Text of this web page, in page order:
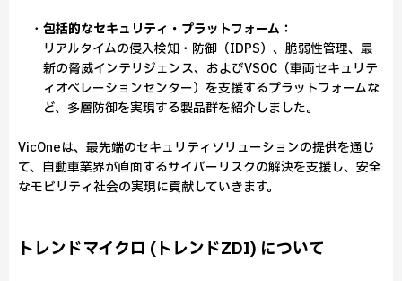
・ 包括的なセキュリティ・プラットフォーム：
リアルタイムの侵入検知・防御（IDPS）、脆弱性管理、最
新の脅威インテリジェンス、およびVSOC（車両セキュリテ
ィオペレーションセンター）を支援するプラットフォームな
ど、多層防御を実現する製品群を紹介しました。
VicOneは、最先端のセキュリティソリューションの提供を通じ
て、自動車業界が直面するサイバーリスクの解決を支援し、安全
なモビリティ社会の実現に貢献していきます。
トレンドマイクロ (トレンドZDI) について